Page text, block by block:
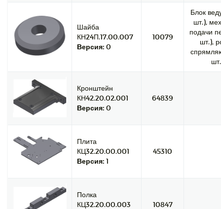
Шайба
КН24П.17.00.007
Версия: 0
10079
Блок
шт.),
подачи
шт.),
Кронштейн
КН42.20.02.001
Версия: 0
64839
Плита
КЦ32.20.00.001
Версия: 1
45310
Полка
КЦ32.20.00.003
10847